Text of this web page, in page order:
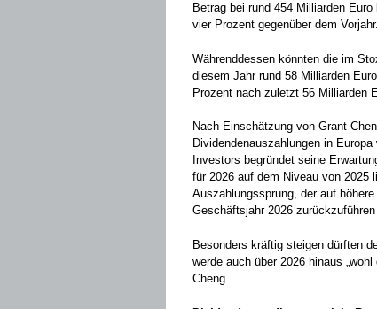
Betrag bei rund 454 Milliarden
vier Prozent gegenüber dem Vorjahr.
Währenddessen könnten die im
diesem Jahr rund 58 Milliarden
Prozent nach zuletzt 56 Milliarden
Nach Einschätzung von Grant
Dividendenauszahlungen in
Investors begründet seine
für 2026 auf dem Niveau von 2025
Auszahlungssprung, der auf
Geschäftsjahr 2026 zurückzuführen
Besonders kräftig steigen dürften
werde auch über 2026 hinaus
Cheng.